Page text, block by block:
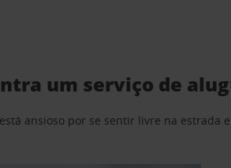
um serviço de
ansioso por se sentir livre na